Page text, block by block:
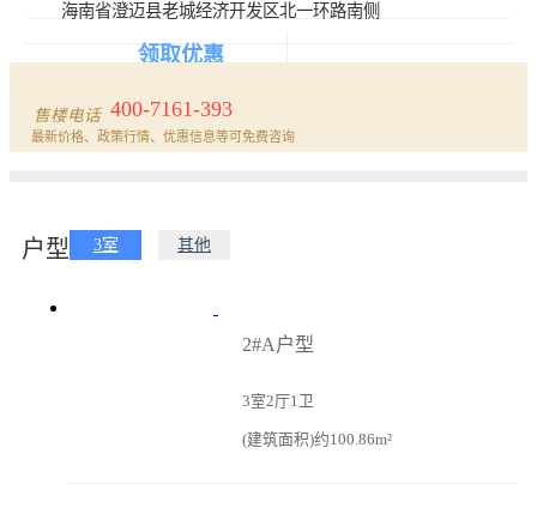
海南省澄迈县老城经济开发区北一环路南侧
领取优惠
报名看房
售楼电话 400-7161-393
最新价格、政策行情、优惠信息等可免费咨询
户型 3室 其他
2#A户型
3室2厅1卫
(建筑面积)约100.86m²